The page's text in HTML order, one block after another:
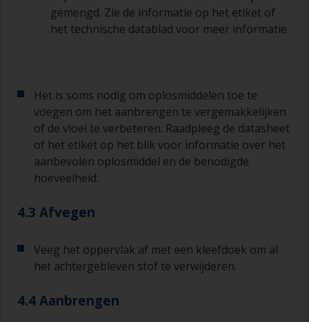
beginnen te kleven vanwege droging of
verdikking van de verf.
van de verf, dan is de verf te dun of u brengt te
veel aan.
Gebruik verf niet rechtstreeks uit het blik, want
daarmee kunt u vuil overhevelen en kan verf
vroegtijdig verouderen als gevolg van
verdamping van het oplosmiddel. Giet de
gebruiken in een aparte verfrolbak of
mengbeker.
Oude jampotjes of schone droge blikken kunnen
nuttig zijn voor het mengen van de verf. Ook zijn
ideaal voor het afmeten van kleine
hoeveelheden verf en verhardingsmiddel voor de
gemengd. Zie de informatie op het etiket of
het technische datablad voor meer informatie.
Het is soms nodig om oplosmiddelen toe te
voegen om het aanbrengen te vergemakkelijken
of de vloei te verbeteren. Raadpleeg de datasheet
of het etiket op het blik voor informatie over het
aanbevolen oplosmiddel en de benodigde
hoeveelheid.
4.3 Afvegen
Veeg het oppervlak af met een kleefdoek om al
het achtergebleven stof te verwijderen.
4.4 Aanbrengen